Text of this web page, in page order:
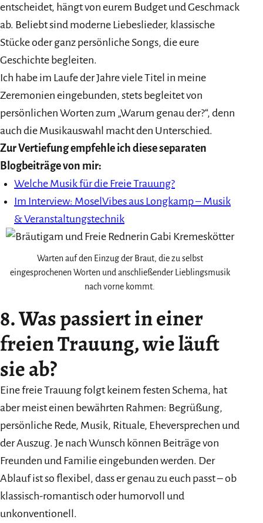
entscheidet, hängt von eurem Budget und Geschmack
ab. Beliebt sind moderne Liebeslieder, klassische
Stücke oder ganz persönliche Songs, die eure
Geschichte begleiten.
Ich habe im Laufe der Jahre viele Titel in meine
Zeremonien eingebunden, stets begleitet von
persönlichen Worten zum „Warum genau der?“, denn
auch die Musikauswahl macht den Unterschied.
Zur Vertiefung empfehle ich diese separaten
Blogbeiträge von mir:
Welche Musik für die Freie Trauung?
Im Interview: MoselVibes aus Longkamp – Musik
& Veranstaltungstechnik
Warten auf den Einzug der Braut, die zu selbst
eingesprochenen Worten und anschließender Lieblingsmusik
nach vorne kommt.
8. Was passiert in einer
freien Trauung, wie läuft
sie ab?
Eine freie Trauung folgt keinem festen Schema, hat
aber meist einen bewährten Rahmen: Begrüßung,
persönliche Rede, Musik, Rituale, Eheversprechen und
der Auszug. Je nach Wunsch können Beiträge von
Freunden und Familie eingebunden werden. Der
Ablauf ist so flexibel, dass er genau zu euch passt – ob
klassisch-romantisch oder humorvoll und
unkonventionell.